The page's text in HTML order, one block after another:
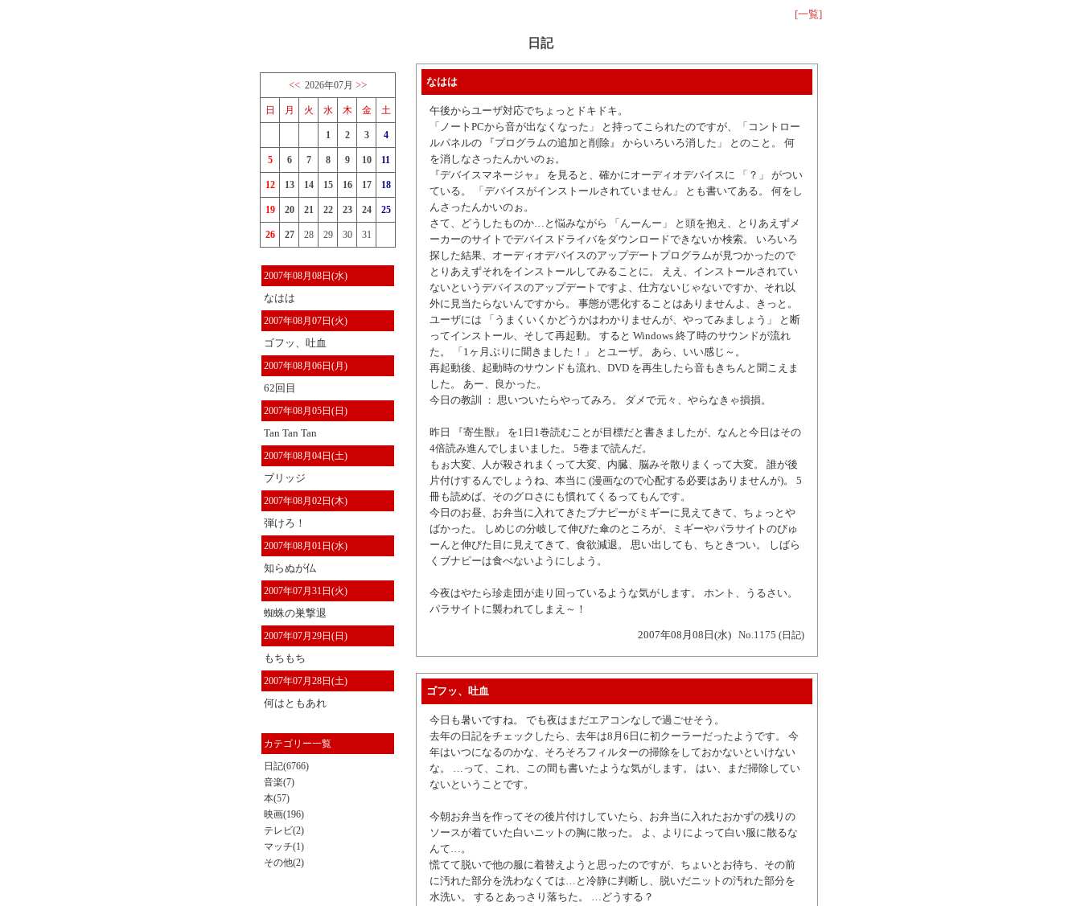
[一覧]
日記
<< 2026年07月 >>
日 月 火 水 木 金 土
1 2 3 4
5 6 7 8 9 10 11
12 13 14 15 16 17 18
19 20 21 22 23 24 25
26 27 28 29 30 31
2007年08月08日(水)
なはは
2007年08月07日(火)
ゴフッ、吐血
2007年08月06日(月)
62回目
2007年08月05日(日)
Tan Tan Tan
2007年08月04日(土)
ブリッジ
2007年08月02日(木)
弾けろ！
2007年08月01日(水)
知らぬが仏
2007年07月31日(火)
蜘蛛の巣撃退
2007年07月29日(日)
もちもち
2007年07月28日(土)
何はともあれ
カテゴリー一覧
日記(6766)
音楽(7)
本(57)
映画(196)
テレビ(2)
マッチ(1)
その他(2)
なはは
午後からユーザ対応でちょっとドキドキ。
「ノートPCから音が出なくなった」 と持ってこられたのですが、「コントロー
ルパネルの 『プログラムの追加と削除』 からいろいろ消した」 とのこと。 何
を消しなさったんかいのぉ。
『デバイスマネージャ』 を見ると、確かにオーディオデバイスに 「？」 がつい
ている。 「デバイスがインストールされていません」 とも書いてある。 何をし
んさったんかいのぉ。
さて、どうしたものか…と悩みながら 「んーんー」 と頭を抱え、とりあえずメ
ーカーのサイトでデバイスドライバをダウンロードできないか検索。 いろいろ
探した結果、オーディオデバイスのアップデートプログラムが見つかったので
とりあえずそれをインストールしてみることに。 ええ、インストールされてい
ないというデバイスのアップデートですよ、仕方ないじゃないですか、それ以
外に見当たらないんですから。 事態が悪化することはありませんよ、きっと。
ユーザには 「うまくいくかどうかはわかりませんが、やってみましょう」 と断
ってインストール、そして再起動。 すると Windows 終了時のサウンドが流れ
た。 「1ヶ月ぶりに聞きました！」 とユーザ。 あら、いい感じ～。
再起動後、起動時のサウンドも流れ、DVD を再生したら音もきちんと聞こえま
した。 あー、良かった。
今日の教訓 ： 思いついたらやってみろ。 ダメで元々、やらなきゃ損損。
昨日 『寄生獣』 を1日1巻読むことが目標だと書きましたが、なんと今日はその
4倍読み進んでしまいました。 5巻まで読んだ。
もぉ大変、人が殺されまくって大変、内臓、脳みそ散りまくって大変。 誰が後
片付けするんでしょうね、本当に (漫画なので心配する必要はありませんが)。 5
冊も読めば、そのグロさにも慣れてくるってもんです。
今日のお昼、お弁当に入れてきたブナピーがミギーに見えてきて、ちょっとや
ばかった。 しめじの分岐して伸びた傘のところが、ミギーやパラサイトのびゅ
ーんと伸びた目に見えてきて、食欲減退。 思い出しても、ちときつい。 しばら
くブナピーは食べないようにしよう。
今夜はやたら珍走団が走り回っているような気がします。 ホント、うるさい。
パラサイトに襲われてしまえ～！
2007年08月08日(水) No.1175 (日記)
ゴフッ、吐血
今日も暑いですね。 でも夜はまだエアコンなしで過ごせそう。
去年の日記をチェックしたら、去年は8月6日に初クーラーだったようです。 今
年はいつになるのかな、そろそろフィルターの掃除をしておかないといけない
な。 …って、これ、この間も書いたような気がします。 はい、まだ掃除してい
ないということです。
今朝お弁当を作ってその後片付けしていたら、お弁当に入れたおかずの残りの
ソースが着ていた白いニットの胸に散った。 よ、よりによって白い服に散るな
んて…。
慌てて脱いで他の服に着替えようと思ったのですが、ちょいとお待ち、その前
に汚れた部分を洗わなくては…と冷静に判断し、脱いだニットの汚れた部分を
水洗い。 するとあっさり落ちた。 …どうする？